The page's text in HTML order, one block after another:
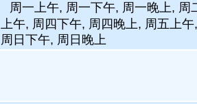
周一上午, 周一下午, 周一晚上,
上午, 周四下午, 周四晚上, 周五上
周日下午, 周日晚上